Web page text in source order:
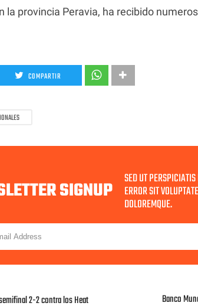
la provincia Peravia, ha recibido
COMPARTIR
SIGNUP SED UT
ERROR SIT
DOLOREMQUE.
2-2 contra los Heat Banco